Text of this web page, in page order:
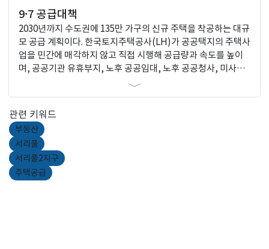
9·7 공급대책
2030년까지 수도권에 135만 가구의 신규 주택을 착공하는 대규
모 공급 계획이다. 한국토지주택공사(LH)가 공공택지의 주택사
업을 민간에 매각하지 않고 직접 시행해 공급량과 속도를 높이
며, 공공기관 유휴부지, 노후 공공임대, 노후 공공청사, 미사용
학교 용지 등 도심 내 다양한 부지를 적극 활용해 주택 공급을 확
대하는 것이 핵심이다.
관련 키워드
부동산
서리풀
서리풀2지구
주택공급